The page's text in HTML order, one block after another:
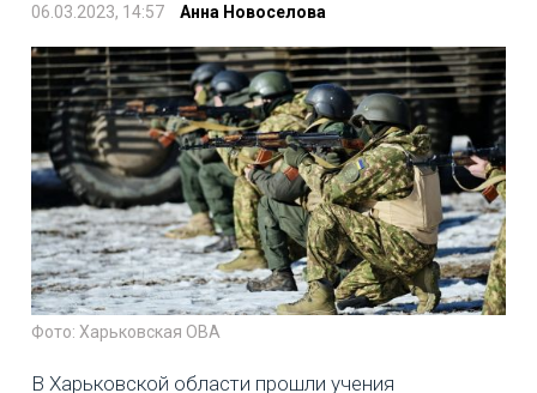
06.03.2023, 14:57 Анна Новоселова
Фото: Харьковская ОВА
В Харьковской области прошли учения